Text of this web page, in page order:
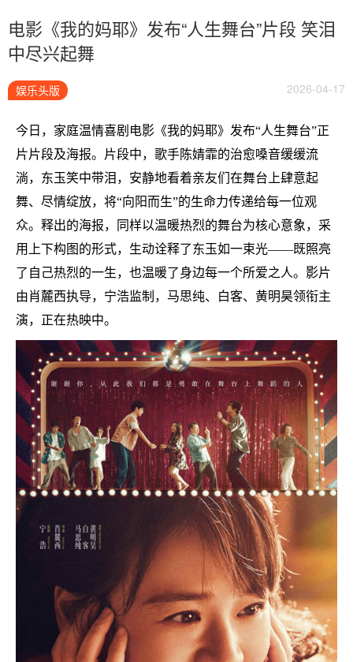
电影《我的妈耶》发布“人生舞台”片段 笑泪
中尽兴起舞
娱乐头版 2026-04-17
今日，家庭温情喜剧电影《我的妈耶》发布“人生舞台”正
片片段及海报。片段中，歌手陈婧霏的治愈嗓音缓缓流
淌，东玉笑中带泪，安静地看着亲友们在舞台上肆意起
舞、尽情绽放，将“向阳而生”的生命力传递给每一位观
众。释出的海报，同样以温暖热烈的舞台为核心意象，采
用上下构图的形式，生动诠释了东玉如一束光——既照亮
了自己热烈的一生，也温暖了身边每一个所爱之人。影片
由肖麓西执导，宁浩监制，马思纯、白客、黄明昊领衔主
演，正在热映中。